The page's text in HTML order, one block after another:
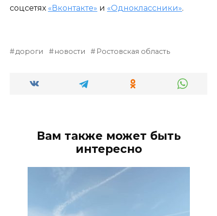
соцсетях «Вконтакте» и «Одноклассники».
дороги новости Ростовская область
Вам также может быть
интересно